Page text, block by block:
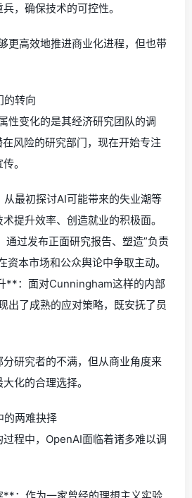
，确保技术的可控性。
更高效地推进商业化进程，但也带
的转向
性变化的是其经济研究团队的调
风险的研究部门，现在开始专注
。
最初探讨AI可能带来的失业潮等
提升效率、创造就业的积极面。
过发布正面研究报告、塑造”负责
资本市场和公众舆论中争取主动。
**：面对Cunningham这样的内部
出了成熟的应对策略，既安抚了员
研究者的不满，但从商业角度来
化的合理选择。
的两难抉择
程中，OpenAI面临着诸多难以调